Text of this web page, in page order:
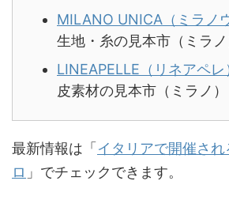
MILANO UNICA（ミラノ
生地・糸の見本市（ミラノ
LINEAPELLE（リネアペレ
皮素材の見本市（ミラノ）
最新情報は「 イタリアで開催さ
ロ 」でチェックできます。